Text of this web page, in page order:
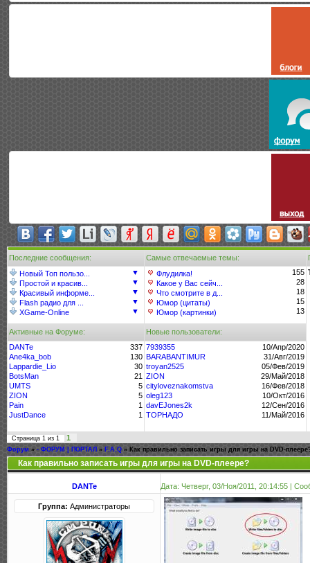
Последние сообщения: Самые отвечаемые темы:
Новый Топ пользо...
▼
Простой и красив...
▼
Красивый информе...
▼
Flash радио для ...
▼
XGame-Online
▼
Флудилка!
155
Какое у Вас сейч...
28
Что смотрите в д...
18
Юмор (цитаты)
15
Юмор (картинки)
13
Активные на Форуме:
Новые пользователи:
DANTe
337
Ane4ka_bob
130
Lappardie_Lio
30
BotsMan
21
UMTS
5
ZION
5
Pain
1
JustDance
1
7939355
10/Апр/2020
BARABANTIMUR
31/Авг/2019
troyan2525
05/Фев/2019
ZION
29/Май/2018
cityloveznakomstva
16/Фев/2018
oleg123
10/Окт/2016
davEJones2k
12/Сен/2016
ТОРНАДО
11/Май/2016
Страница 1 из 1 1
Форум » - ФОРУМ | ПОРТАЛ » F.A.Q » Как правильно записать игры для игры на DVD-
Как правильно записать игры для игры на DVD-плеере?
DANTe Дата: Четверг, 03/Ноя/2011, 20:14:55 |
Группа: Администраторы